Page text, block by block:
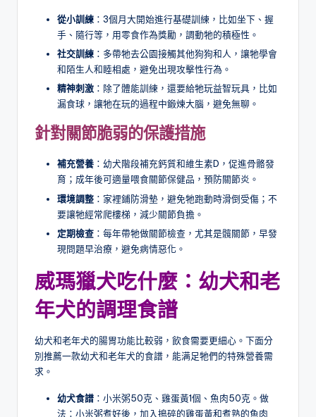
從小訓練 ：3個月大開始進行基礎訓練，比如坐下、握
手、隨行等，用零食作為獎勵，調動牠的積極性。
社交訓練 ：多帶牠去公園接觸其他狗狗和人，讓牠學會
和陌生人和睦相處，避免出現攻擊性行為。
精神刺激 ：除了體能訓練，還要給牠玩益智玩具，比如
漏食球，讓牠在玩的過程中鍛煉大腦，避免無聊。
針對關節脆弱的保護措施
補充營養 ：幼犬階段補充鈣質和維生素D，促進骨骼發
育；成年後可適量喂食關節保健品，預防關節炎。
環境調整 ：家裡鋪防滑墊，避免牠跑動時滑倒受傷；不
要讓牠經常爬樓梯，減少關節負擔。
定期檢查 ：每年帶牠做關節檢查，尤其是髖關節，早發
現問題早治療，避免病情惡化。
威瑪獵犬吃什麼 ：幼犬和老
年犬的調理食譜
幼犬和老年犬的腸胃功能比較弱，飲食需要更細心。下面分
別推薦一款幼犬和老年犬的食譜，能满足牠們的特殊營養需
求。
幼犬食譜 ：小米粥50克、雞蛋黃1個、魚肉50克。做
法：小米粥煮好後，加入搗碎的雞蛋黃和煮熟的魚肉